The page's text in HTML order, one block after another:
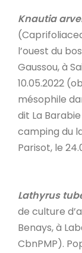
Knautia
l’ouest du
Gaussou, à
10.05.2022
mésophile
dit La
camping du
Parisot, le
Lathyrus
de culture
Benays, à
CbnPMP).